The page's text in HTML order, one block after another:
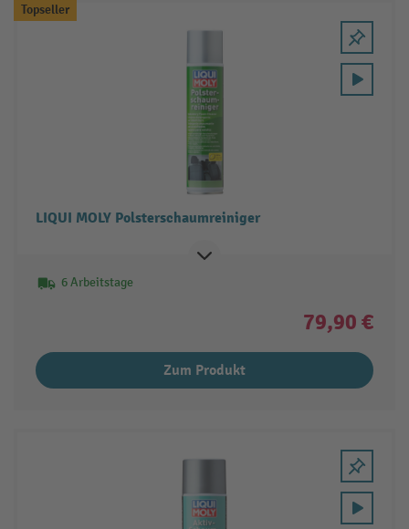
Topseller
LIQUI MOLY Polsterschaumreiniger
6 Arbeitstage
79,90 €
Zum Produkt